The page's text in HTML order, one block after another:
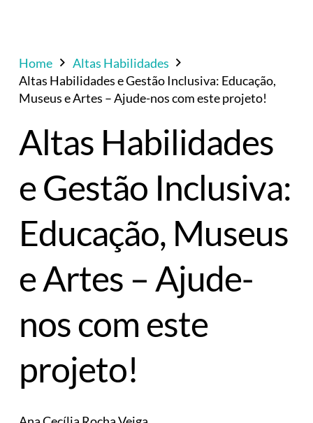
Home
Altas Habilidades
Altas Habilidades e Gestão Inclusiva: Educação,
Museus e Artes – Ajude-nos com este projeto!
Altas Habilidades
e Gestão Inclusiva:
Educação, Museus
e Artes – Ajude-
nos com este
projeto!